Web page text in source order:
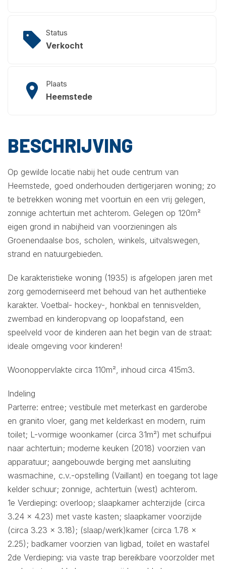
Status
Verkocht
Plaats
Heemstede
BESCHRIJVING
Op gewilde locatie nabij het oude centrum van
Heemstede, goed onderhouden dertigerjaren woning; zo
te betrekken woning met voortuin en een vrij gelegen,
zonnige achtertuin met achterom. Gelegen op 120m²
eigen grond in nabijheid van voorzieningen als
Groenendaalse bos, scholen, winkels, uitvalswegen,
strand en natuurgebieden.
De karakteristieke woning (1935) is afgelopen jaren met
zorg gemoderniseerd met behoud van het authentieke
karakter. Voetbal- hockey-, honkbal en tennisvelden,
zwembad en kinderopvang op loopafstand, een
speelveld voor de kinderen aan het begin van de straat:
ideale omgeving voor kinderen!
Woonoppervlakte circa 110m², inhoud circa 415m3.
Indeling
Parterre: entree; vestibule met meterkast en garderobe
en granito vloer, gang met kelderkast en modern, ruim
toilet; L-vormige woonkamer (circa 31m²) met schuifpui
naar achtertuin; moderne keuken (2018) voorzien van
apparatuur; aangebouwde berging met aansluiting
wasmachine, c.v.-opstelling (Vaillant) en toegang tot lage
kelder schuur; zonnige, achtertuin (west) achterom.
1e Verdieping: overloop; slaapkamer achterzijde (circa
3.24 x 4.23) met vaste kasten; slaapkamer voorzijde
(circa 3.23 x 3.18); (slaap/werk)kamer (circa 1.78 x
2.25); badkamer voorzien van ligbad, toilet en wastafel
2de Verdieping: via vaste trap bereikbare voorzolder met